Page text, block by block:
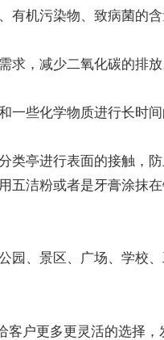
有机污染物、致病菌的
求，减少二氧化碳的排放
一些化学物质进行长时
亭进行表面的接触，
五洁粉或者是牙膏涂抹
、景区、广场、学校、
户更多更灵活的选择，